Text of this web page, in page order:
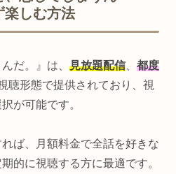
楽しむ方法
だ。』は、 見放題配信
都度
聴形態で提供されており、視
が可能です。
れば、月額料金で全話を好きな
的に視聴する方に最適です。